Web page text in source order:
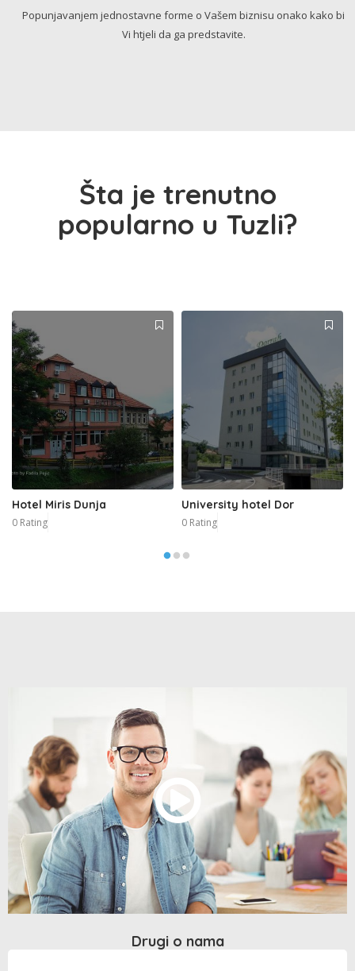
Popunjavanjem jednostavne forme o Vašem biznisu onako kako bi
Vi htjeli da ga predstavite.
Šta je trenutno
popularno u Tuzli?
Hotel Miris Dunja
0 Rating
University hotel Dor
0 Rating
Drugi o nama